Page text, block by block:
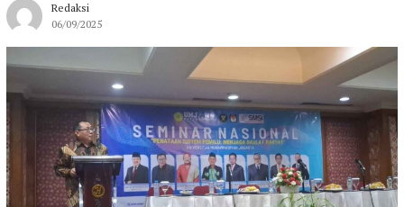
Redaksi
06/09/2025